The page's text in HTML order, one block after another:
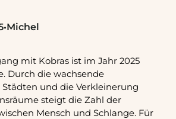
•Michel
mit Kobras ist im Jahr 2025
Durch die wachsende
und die Verkleinerung
steigt die Zahl der
Mensch und Schlange. Für